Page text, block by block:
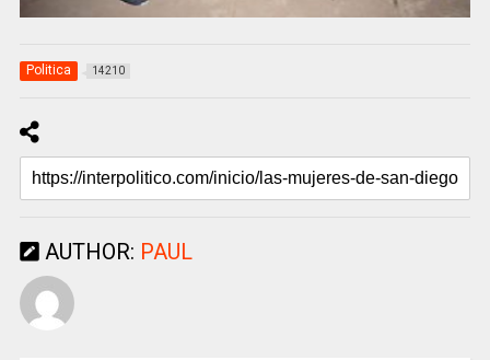
Politica 14210
AUTHOR: PAUL